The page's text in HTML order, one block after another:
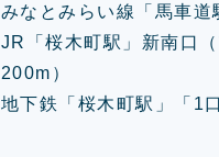
みなとみらい線「馬車
JR「桜木町駅」新南口
200m）
地下鉄「桜木町駅」「1